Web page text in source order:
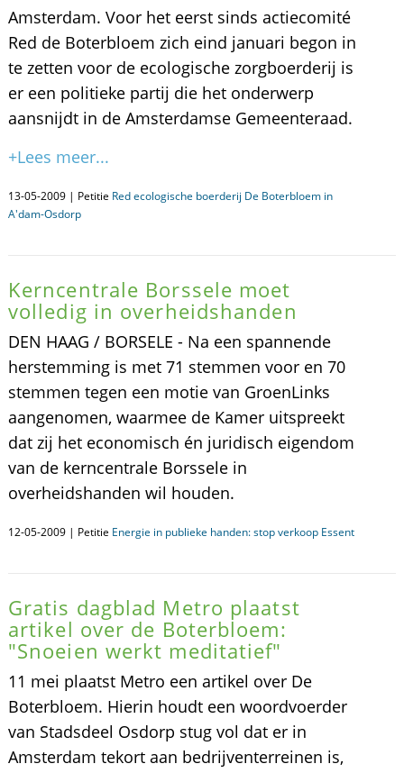
Amsterdam. Voor het eerst sinds actiecomité
Red de Boterbloem zich eind januari begon in
te zetten voor de ecologische zorgboerderij is
er een politieke partij die het onderwerp
aansnijdt in de Amsterdamse Gemeenteraad.
+Lees meer...
13-05-2009 | Petitie Red ecologische boerderij De Boterbloem in
A'dam-Osdorp
Kerncentrale Borssele moet
volledig in overheidshanden
DEN HAAG / BORSELE - Na een spannende
herstemming is met 71 stemmen voor en 70
stemmen tegen een motie van GroenLinks
aangenomen, waarmee de Kamer uitspreekt
dat zij het economisch én juridisch eigendom
van de kerncentrale Borssele in
overheidshanden wil houden.
12-05-2009 | Petitie Energie in publieke handen: stop verkoop Essent
Gratis dagblad Metro plaatst
artikel over de Boterbloem:
"Snoeien werkt meditatief"
11 mei plaatst Metro een artikel over De
Boterbloem. Hierin houdt een woordvoerder
van Stadsdeel Osdorp stug vol dat er in
Amsterdam tekort aan bedrijventerreinen is,